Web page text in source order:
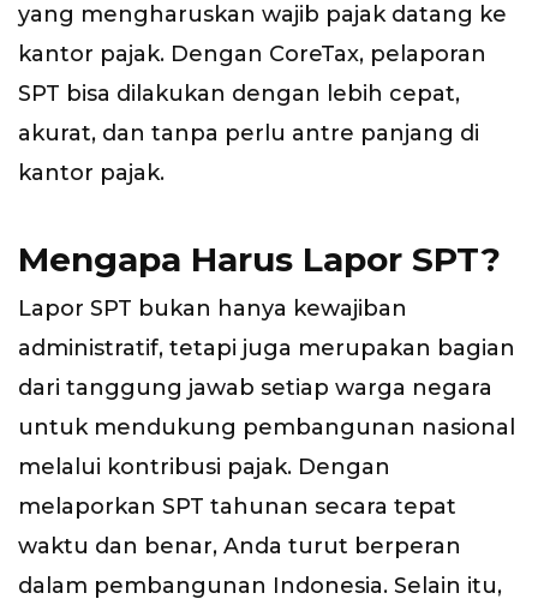
yang mengharuskan wajib pajak datang ke
kantor pajak. Dengan CoreTax, pelaporan
SPT bisa dilakukan dengan lebih cepat,
akurat, dan tanpa perlu antre panjang di
kantor pajak.
Mengapa Harus Lapor SPT?
Lapor SPT bukan hanya kewajiban
administratif, tetapi juga merupakan bagian
dari tanggung jawab setiap warga negara
untuk mendukung pembangunan nasional
melalui kontribusi pajak. Dengan
melaporkan SPT tahunan secara tepat
waktu dan benar, Anda turut berperan
dalam pembangunan Indonesia. Selain itu,